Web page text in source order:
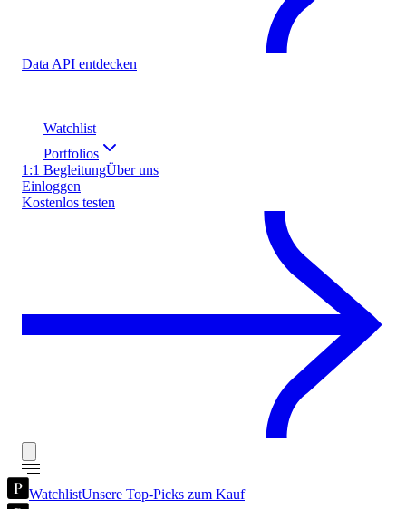
Data API entdecken
Watchlist
Portfolios
1:1 BegleitungÜber uns
Einloggen
Kostenlos testen
WatchlistUnsere Top-Picks zum Kauf